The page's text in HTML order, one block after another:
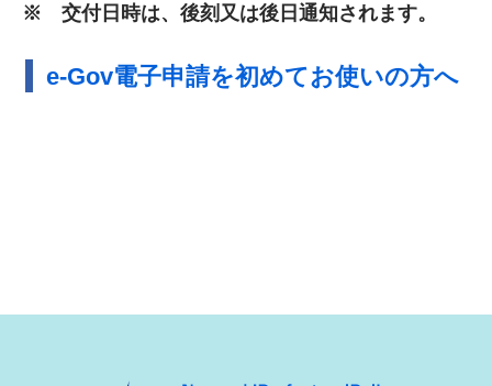
※ 交付日時は、後刻又は後日通知されます。
e-Gov電子申請を初めてお使いの方へ